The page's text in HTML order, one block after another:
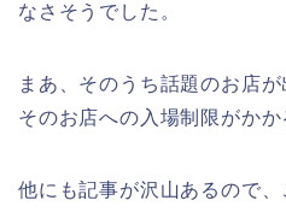
なさそうでした。
まあ、そのうち話題のお店が
そのお店への入場制限がかか
他にも記事が沢山あるので